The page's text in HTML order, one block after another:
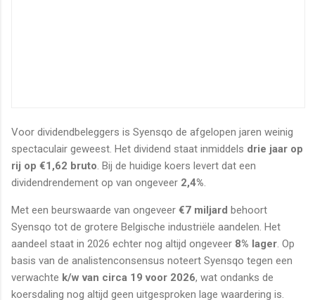
Voor dividendbeleggers is Syensqo de afgelopen jaren weinig
spectaculair geweest. Het dividend staat inmiddels drie jaar op
rij op €1,62 bruto. Bij de huidige koers levert dat een
dividendrendement op van ongeveer 2,4%.
Met een beurswaarde van ongeveer €7 miljard behoort
Syensqo tot de grotere Belgische industriële aandelen. Het
aandeel staat in 2026 echter nog altijd ongeveer 8% lager. Op
basis van de analistenconsensus noteert Syensqo tegen een
verwachte k/w van circa 19 voor 2026, wat ondanks de
koersdaling nog altijd geen uitgesproken lage waardering is.